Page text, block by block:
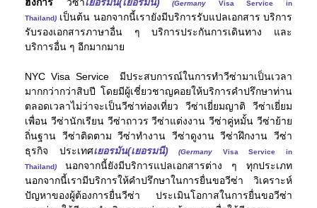
ฮังการี วีซ่าเยอรมัน(เยอรมนี) (Germany Visa Service in
Thailand) เป็นต้น นอกจากนี้เรายังมีบริการรับแปลเอกสาร บริการ
รับรองเอกสารภาษาอื่น ๆ บริการประกันการเดินทาง และ
บริการอื่น ๆ อีกมากมาย
NYC Visa Service มีประสบการณ์ในการทำวีซ่ามาเป็นเวลา
มากกว่ากว่าสิบปี โดยมีผู้เชี่ยวชาญคอยให้บริการคำปรึกษาท่าน
ตลอดเวลาไม่ว่าจะเป็นวีซ่าท่องเที่ยว วีซ่าเยี่ยมญาติ วีซ่าเยี่ยม
เพื่อน วีซ่านักเรียน วีซ่าถาวร วีซ่าแต่งงาน วีซ่าคู่หมั้น วีซ่าย้าย
ถิ่นฐาน วีซ่าติดตาม วีซ่าทำงาน วีซ่าดูงาน วีซ่าฝึกงาน วีซ่า
ธุรกิจ ประเทศเยอรมัน(เยอรมนี) (Germany Visa Service in
Thailand) นอกจากนี้ยังมีบริการแปลเอกสารต่าง ๆ ทุกประเภท
นอกจากนี้เรามีบริการให้คำปรึกษาในการยื่นขอวีซ่า วิเคราะห์
ปัญหาของผู้ต้องการยื่นวีซ่า ประเมินโอกาสในการยื่นขอวีซ่า